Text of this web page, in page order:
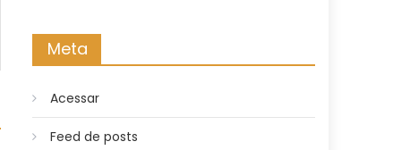
Meta
Acessar
Feed de posts